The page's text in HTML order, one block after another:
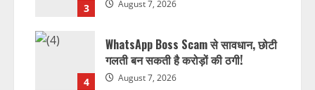
3 August 7, 2026
4
WhatsApp Boss Scam से सावधान, छोटी
गलती बन सकती है करोड़ों की ठगी!
August 7, 2026